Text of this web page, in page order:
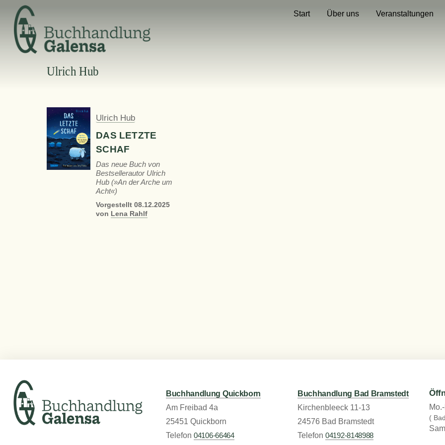
content
Start Über uns Veranstaltungen
Ulrich Hub
Ulrich Hub
DAS LETZTE
SCHAF
Das neue Buch von
Bestsellerautor Ulrich
Hub (»An der Arche um
Acht«)
Vorgestellt 08.12.2025
von Lena Rahlf
Buchhandlung Quickborn
Am Freibad 4a
25451 Quickborn
Telefon04106-66464
Buchhandlung Bad Bramstedt
Kirchenbleeck 11-13
24576 Bad Bramstedt
Telefon04192-8148988
(